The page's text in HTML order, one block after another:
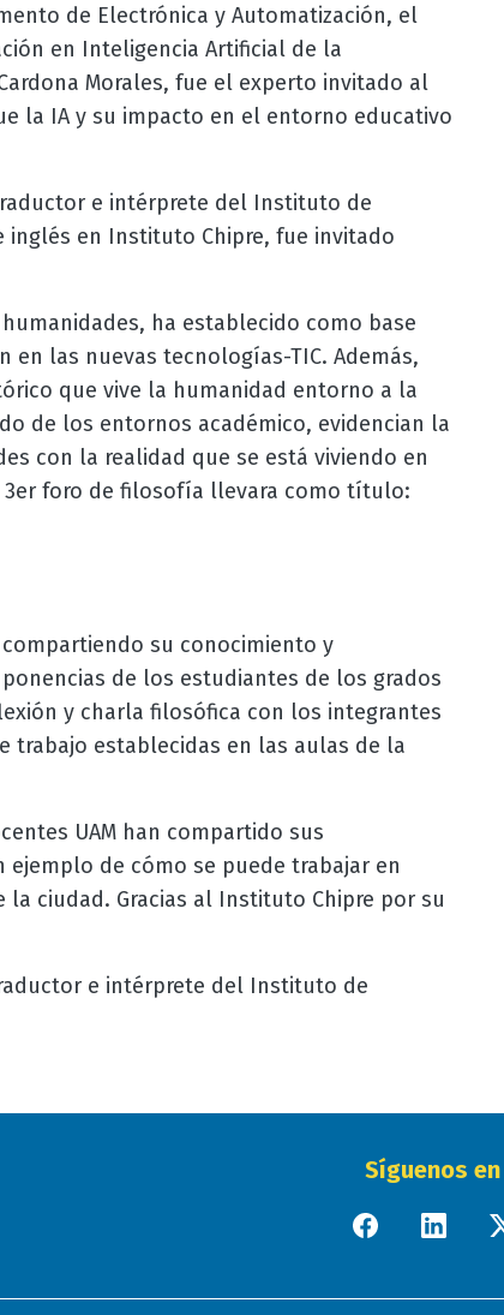
de Electrónica y Automatización, el
en Inteligencia Artificial de la
Morales, fue el experto invitado al
la IA y su impacto en el entorno educativo
e intérprete del Instituto de
inglés en Instituto Chipre, fue invitado
ha establecido como base
las nuevas tecnologías-TIC. Además,
que vive la humanidad entorno a la
de los entornos académico, evidencian la
con la realidad que se está viviendo en
3er foro de filosofía llevara como título:
su conocimiento y
de los estudiantes de los grados
y charla filosófica con los integrantes
trabajo establecidas en las aulas de la
UAM han compartido sus
de cómo se puede trabajar en
ciudad. Gracias al Instituto Chipre por su
e intérprete del Instituto de
Síguenos